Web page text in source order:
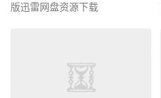
版迅雷网盘资源下载